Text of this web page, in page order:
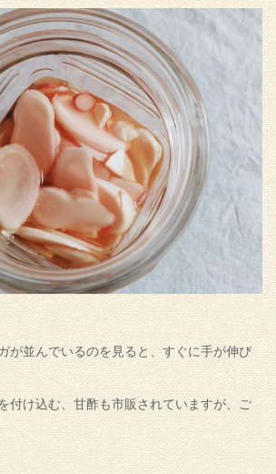
が並んでいるのを見ると、すぐに手が伸び
付け込む、甘酢も市販されていますが、ご